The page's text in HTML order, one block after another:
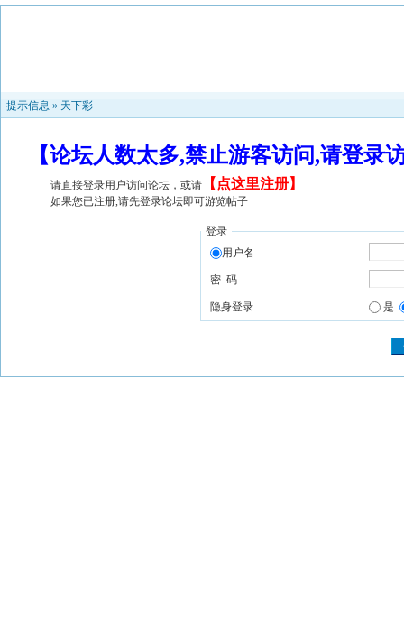
提示信息 » 天下彩
【论坛人数太多,禁止游客访问,请登
请直接登录用户访问论坛，或请 【 点这里注册】
如果您已注册,请先登录论坛即可游览帖子
登录
用户名
密 码
隐身登录 是